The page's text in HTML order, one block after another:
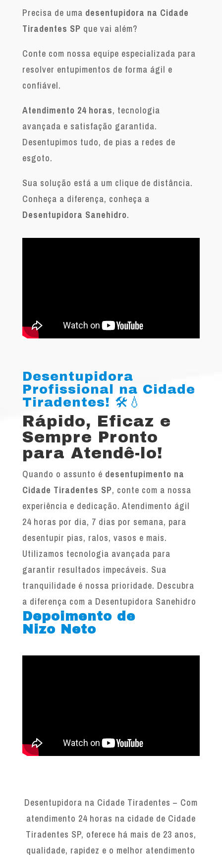
Precisa de uma desentupidora na Cidade
Tiradentes SP que vai além?
Conte com nossa equipe especializada para
resolver entupimentos de forma ágil e
confiável.
Atendimento 24 horas, tecnologia
avançada e satisfação garantida.
Desentupimos tudo, de pias a redes de
esgoto.
Sua solução está a um clique de distância.
Conheça a diferença, conheça a
Desentupidora Sanehidro.
Desentupidora
Profissional na Cidade
Tiradentes! 🛠️💧
Rápido, Eficaz e
Sempre Pronto
para Atendê-lo!
Quando o assunto é desentupimento na
Cidade Tiradentes SP, conte com a nossa
experiência e dedicação. Atendimento ágil
24 horas por dia, 7 dias por semana, para
desentupir pias, ralos, vasos e mais.
Utilizamos tecnologia avançada para
garantir resultados impecáveis. Sua
tranquilidade é nossa prioridade. Descubra
a diferença com a Desentupidora Sanehidro
Depoimento de
Nizo Neto
Desentupidora na Cidade Tiradentes – Com
atendimento 24 horas na cidade de Cidade
Tiradentes SP, oferece há mais de 23 anos,
qualidade, rapidez e o melhor atendimento